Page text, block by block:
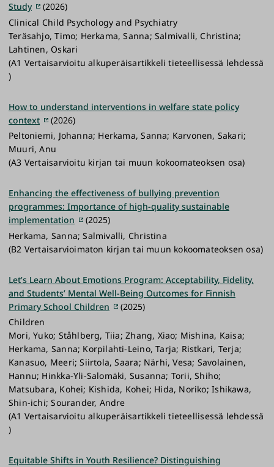
Study
(2026)
Clinical Child Psychology and Psychiatry
Teräsahjo, Timo; Herkama, Sanna; Salmivalli, Christina;
Lahtinen, Oskari
(A1 Vertaisarvioitu alkuperäisartikkeli tieteellisessä lehdessä
)
How to understand interventions in welfare state policy
context
(2026)
Peltoniemi, Johanna; Herkama, Sanna; Karvonen, Sakari;
Muuri, Anu
(A3 Vertaisarvioitu kirjan tai muun kokoomateoksen osa)
Enhancing the effectiveness of bullying prevention
programmes: Importance of high-quality sustainable
implementation
(2025)
Herkama, Sanna; Salmivalli, Christina
(B2 Vertaisarvioimaton kirjan tai muun kokoomateoksen osa)
Let’s Learn About Emotions Program: Acceptability, Fidelity,
and Students’ Mental Well-Being Outcomes for Finnish
Primary School Children
(2025)
Children
Mori, Yuko; Ståhlberg, Tiia; Zhang, Xiao; Mishina, Kaisa;
Herkama, Sanna; Korpilahti-Leino, Tarja; Ristkari, Terja;
Kanasuo, Meeri; Siirtola, Saara; Närhi, Vesa; Savolainen,
Hannu; Hinkka-Yli-Salomäki, Susanna; Torii, Shiho;
Matsubara, Kohei; Kishida, Kohei; Hida, Noriko; Ishikawa,
Shin-ichi; Sourander, Andre
(A1 Vertaisarvioitu alkuperäisartikkeli tieteellisessä lehdessä
)
Equitable Shifts in Youth Resilience? Distinguishing